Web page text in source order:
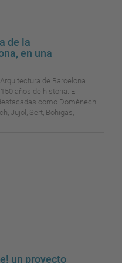
de la
en una
de Barcelona
años de historia. El
como Domènech
Jujol, Sert, Bohigas,
un proyecto